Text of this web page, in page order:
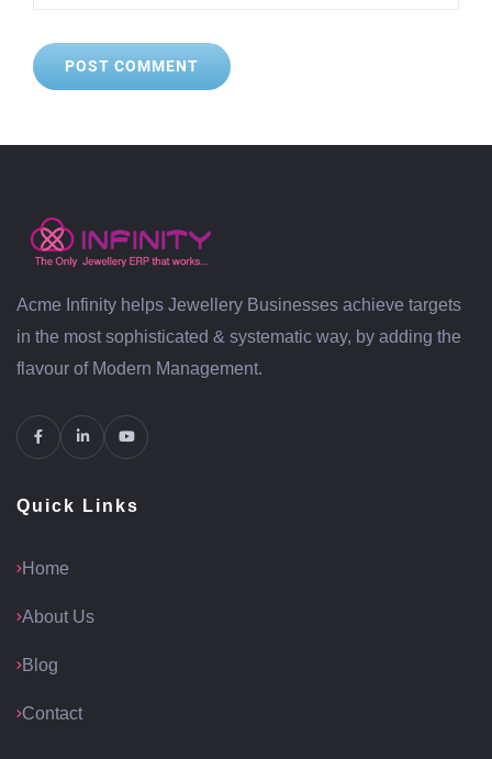
Acme Infinity helps Jewellery Businesses achieve targets
in the most sophisticated & systematic way, by adding the
flavour of Modern Management.
Quick Links
Home
About Us
Blog
Contact